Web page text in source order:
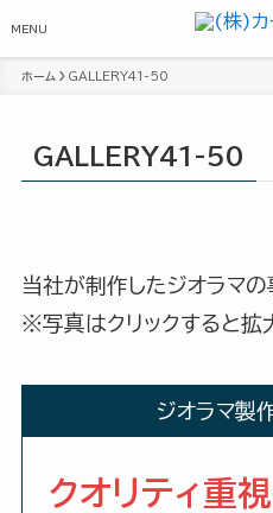
MENU
ホーム GALLERY41-50
GALLERY41-50
当社が制作したジオラマの
※写真はクリックすると拡
ジオラマ製
クオリティ重視